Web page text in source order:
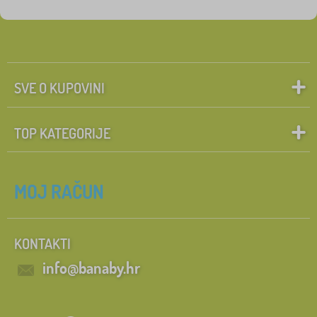
FILTRIRAJ
SVE O KUPOVINI
TOP KATEGORIJE
MOJ RAČUN
KONTAKTI
info@banaby.hr